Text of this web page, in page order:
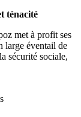
ténacité
met à profit ses
large éventail de
sécurité sociale,